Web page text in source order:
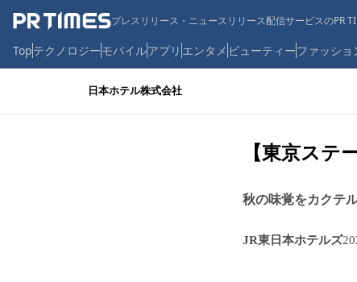
プレスリリース・ニュースリリース配信サービスのPR
Topテクノロジーモバイルアプリ エンタメ ビューティーファッショ
日本ホテル株式会社
【東京ステ
秋の味覚をカクテ
JR東日本ホテルズ